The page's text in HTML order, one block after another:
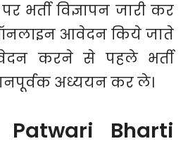
भर्ती विज्ञापन जारी कर
ऑनलाइन आवेदन किये जाते
करने से पहले भर्ती
अध्ययन कर ले।
Patwari Bharti